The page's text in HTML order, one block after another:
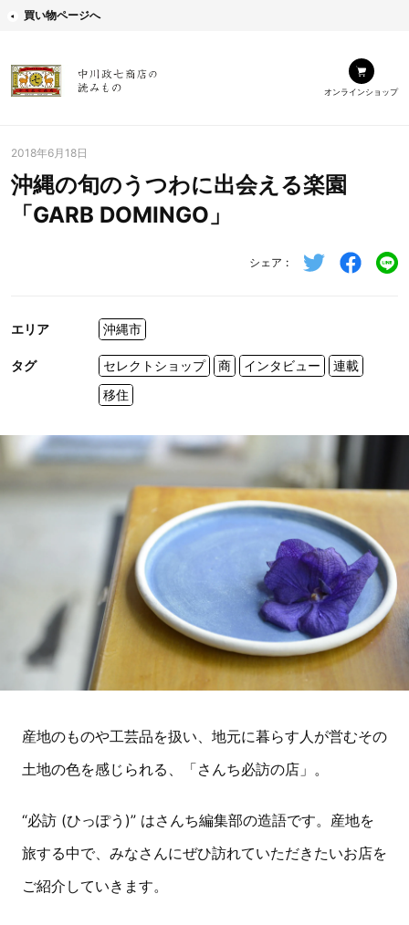
買い物ページへ
オンラインショップ
2018年6月18日
沖縄の旬のうつわに出会える楽園
「GARB DOMINGO」
シェア
エリア 沖縄市
タグ セレクトショップ 商 インタビュー
連載
移住
産地のものや工芸品を扱い、地元に暮らす人が営むその
土地の色を感じられる、「さんち必訪の店」。
“必訪 (ひっぽう)” はさんち編集部の造語です。産地を
旅する中で、みなさんにぜひ訪れていただきたいお店を
ご紹介していきます。